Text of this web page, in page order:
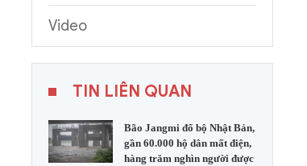
Video
TIN LIÊN QUAN
Bão Jangmi đổ bộ Nhật Bản,
gần 60.000 hộ dân mất điện,
hàng trăm nghìn người được